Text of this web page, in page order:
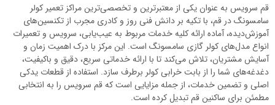
قم سرویس به عنوان یکی از معتبرترین و تخصصی‌ترین مراکز تعمیر کولر
سامسونگ در قم، با تکیه بر دانش فنی روز و کادری مجرب از تکنسین‌های
آموزش‌دیده، آماده ارائه کلیه خدمات مربوط به عیب‌یابی، سرویس و تعمیرات
انواع مدل‌های کولر گازی سامسونگ است. این مرکز با درک اهمیت زمان و
آسایش مشتریان، تلاش می‌کند تا با ارائه خدماتی سریع، دقیق و باکیفیت،
دغدغه‌های شما را از بابت خرابی کولر برطرف سازد. استفاده از قطعات یدکی
اصلی و تضمین خدمات، از جمله مزایایی است که قم سرویس را به انتخابی
مطمئن برای ساکنین قم تبدیل کرده است.